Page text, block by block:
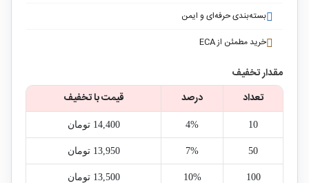
بسته‌بندی حرفه‌ای و ایمن
خرید مطمئن از ECA
مقدار تخفیف
تعداد
درصد قیمت با تخفیف
10
4% 14,400‎ تومان
50
7% 13,950‎ تومان
100
10% 13,500‎ تومان